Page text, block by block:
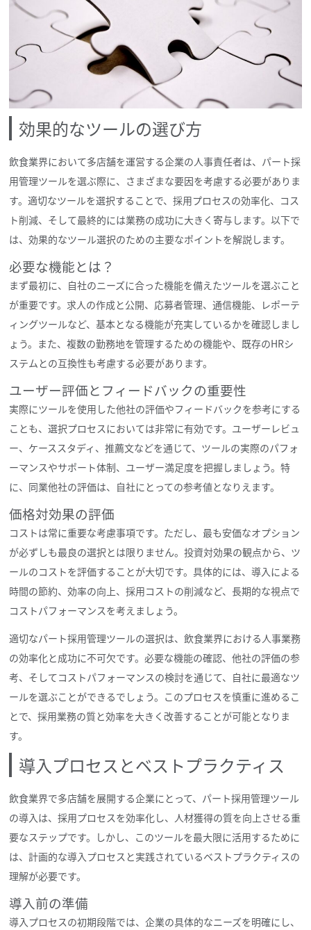
効果的なツールの選び方
飲食業界において多店舗を運営する企業の人事責任者は、パート採
用管理ツールを選ぶ際に、さまざまな要因を考慮する必要がありま
す。適切なツールを選択することで、採用プロセスの効率化、コス
ト削減、そして最終的には業務の成功に大きく寄与します。以下で
は、効果的なツール選択のための主要なポイントを解説します。
必要な機能とは？
まず最初に、自社のニーズに合った機能を備えたツールを選ぶこと
が重要です。求人の作成と公開、応募者管理、通信機能、レポーテ
ィングツールなど、基本となる機能が充実しているかを確認しまし
ょう。また、複数の勤務地を管理するための機能や、既存のHRシ
ステムとの互換性も考慮する必要があります。
ユーザー評価とフィードバックの重要性
実際にツールを使用した他社の評価やフィードバックを参考にする
ことも、選択プロセスにおいては非常に有効です。ユーザーレビュ
ー、ケーススタディ、推薦文などを通じて、ツールの実際のパフォ
ーマンスやサポート体制、ユーザー満足度を把握しましょう。特
に、同業他社の評価は、自社にとっての参考値となりえます。
価格対効果の評価
コストは常に重要な考慮事項です。ただし、最も安価なオプション
が必ずしも最良の選択とは限りません。投資対効果の観点から、ツ
ールのコストを評価することが大切です。具体的には、導入による
時間の節約、効率の向上、採用コストの削減など、長期的な視点で
コストパフォーマンスを考えましょう。
適切なパート採用管理ツールの選択は、飲食業界における人事業務
の効率化と成功に不可欠です。必要な機能の確認、他社の評価の参
考、そしてコストパフォーマンスの検討を通じて、自社に最適なツ
ールを選ぶことができるでしょう。このプロセスを慎重に進めるこ
とで、採用業務の質と効率を大きく改善することが可能となりま
す。
導入プロセスとベストプラクティス
飲食業界で多店舗を展開する企業にとって、パート採用管理ツール
の導入は、採用プロセスを効率化し、人材獲得の質を向上させる重
要なステップです。しかし、このツールを最大限に活用するために
は、計画的な導入プロセスと実践されているベストプラクティスの
理解が必要です。
導入前の準備
導入プロセスの初期段階では、企業の具体的なニーズを明確にし、